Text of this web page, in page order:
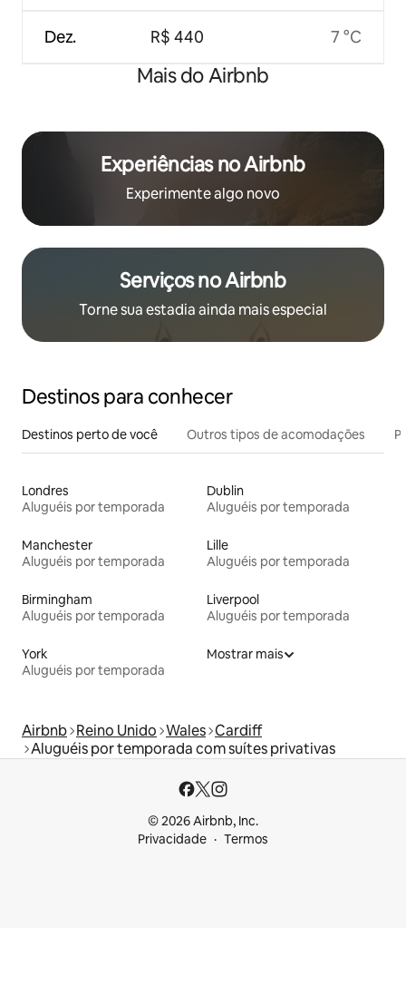
Dez. R$ 440 7 °C
Mais do Airbnb
Experiências no Airbnb
Experimente algo novo
Serviços no Airbnb
Torne sua estadia ainda mais especial
Destinos para conhecer
Destinos perto de você Outros tipos de acomodações
Londres
Aluguéis por temporada
Dublin
Aluguéis por temporada
Manchester
Aluguéis por temporada
Lille
Aluguéis por temporada
Birmingham
Aluguéis por temporada
Liverpool
Aluguéis por temporada
York
Aluguéis por temporada
Mostrar mais
Airbnb Reino Unido Wales Cardiff
Aluguéis por temporada com suítes privativas
© 2026 Airbnb, Inc.
Privacidade
Termos